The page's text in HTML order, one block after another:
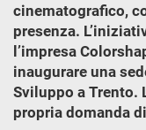
cinematografico,
presenza.
l’impresa
inaugurare una
Sviluppo a Trento.
propria domanda